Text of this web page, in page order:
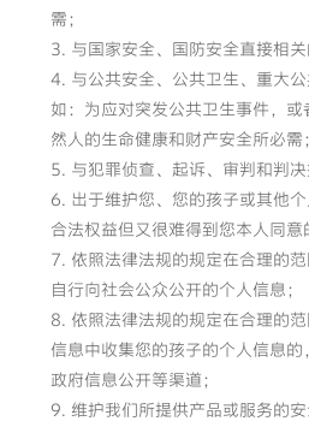
需；
3. 与国家安全、国防安全直接相关
4. 与公共安全、公共卫生、重大
如：为应对突发公共卫生事件，
然人的生命健康和财产安全所必需；
5. 与犯罪侦查、起诉、审判和判决
6. 出于维护您、您的孩子或其他
合法权益但又很难得到您本人同意
7. 依照法律法规的规定在合理的
自行向社会公众公开的个人信息；
8. 依照法律法规的规定在合理的
信息中收集您的孩子的个人信息的
政府信息公开等渠道；
9. 维护我们所提供产品或服务的安